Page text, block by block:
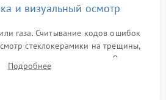
и визуальный осмотр
газа. Считывание кодов ошибок
стеклокерамики на трещины,
равномерность нагрева. Опрос
(не включается, не видит посуду,
Подробнее